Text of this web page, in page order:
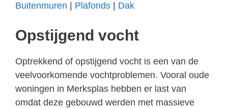
Buitenmuren
Plafonds Dak
Opstijgend vocht
Optrekkend of opstijgend vocht is een van de
veelvoorkomende vochtproblemen. Vooral oude
woningen in Merksplas hebben er last van
omdat deze gebouwd werden met massieve